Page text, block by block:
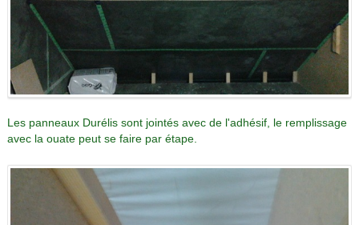
Les panneaux Durélis sont jointés avec de l'adhésif, le remplissage
avec la ouate peut se faire par étape.